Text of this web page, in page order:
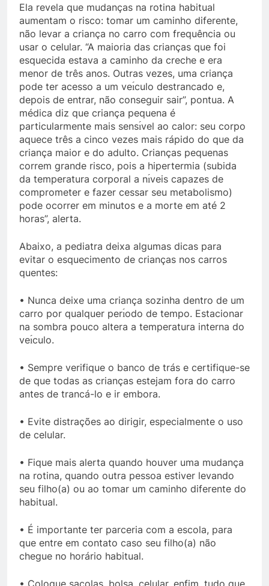
Ela revela que mudanças na rotina habitual
aumentam o risco: tomar um caminho diferente,
não levar a criança no carro com frequência ou
usar o celular. “A maioria das crianças que foi
esquecida estava a caminho da creche e era
menor de três anos. Outras vezes, uma criança
pode ter acesso a um veı́culo destrancado e,
depois de entrar, não conseguir sair”, pontua. A
médica diz que criança pequena é
particularmente mais sensı́vel ao calor: seu corpo
aquece três a cinco vezes mais rápido do que da
criança maior e do adulto. Crianças pequenas
correm grande risco, pois a hipertermia (subida
da temperatura corporal a nı́veis capazes de
comprometer e fazer cessar seu metabolismo)
pode ocorrer em minutos e a morte em até 2
horas”, alerta.
Abaixo, a pediatra deixa algumas dicas para
evitar o esquecimento de crianças nos carros
quentes:
• Nunca deixe uma criança sozinha dentro de um
carro por qualquer perı́odo de tempo. Estacionar
na sombra pouco altera a temperatura interna do
veı́culo.
• Sempre verifique o banco de trás e certifique-se
de que todas as crianças estejam fora do carro
antes de trancá-lo e ir embora.
• Evite distrações ao dirigir, especialmente o uso
de celular.
• Fique mais alerta quando houver uma mudança
na rotina, quando outra pessoa estiver levando
seu filho(a) ou ao tomar um caminho diferente do
habitual.
• É importante ter parceria com a escola, para
que entre em contato caso seu filho(a) não
chegue no horário habitual.
• Coloque sacolas, bolsa, celular, enfim, tudo que